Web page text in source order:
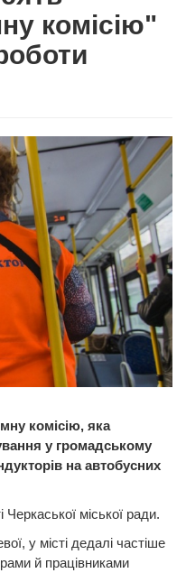
комісію"
комісію, яка
у громадському
на автобусних
Черкаської міської ради.
у місті дедалі частіше
й працівниками